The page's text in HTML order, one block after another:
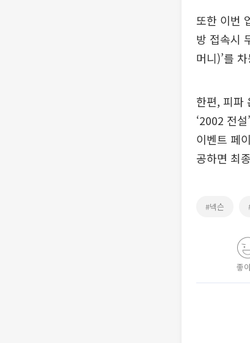
또한 이번
방 접속시
머니)’를
한편, 피파
‘2002 전
이벤트 페
공하면 최
#넥슨
좋